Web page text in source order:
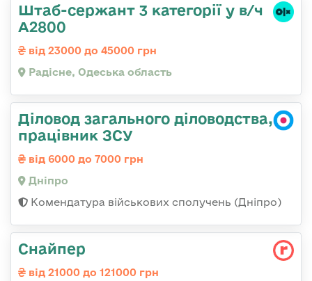
Штаб-сержант 3 категорії у в/ч
А2800
від 23000 до 45000 грн
Радісне, Одеська область
Діловод загального діловодства,
працівник ЗСУ
від 6000 до 7000 грн
Дніпро
Комендатура військових сполучень (Дніпро)
Снайпер
від 21000 до 121000 грн